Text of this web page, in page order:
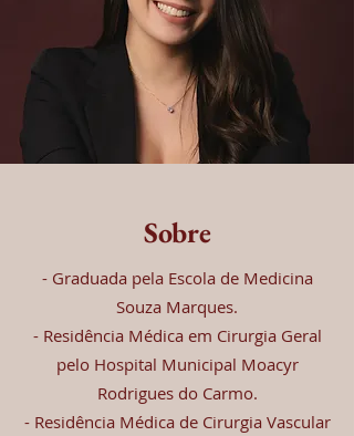
Sobre
- Graduada pela Escola de Medicina
Souza Marques.
- Residência Médica em Cirurgia Geral
pelo Hospital Municipal Moacyr
Rodrigues do Carmo.
- Residência Médica de Cirurgia Vascular